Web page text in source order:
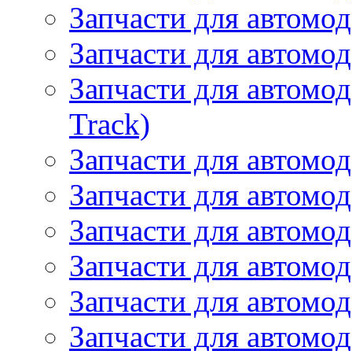
Запчасти для
Запчасти для
Запчасти для
Track)
Запчасти для
Запчасти для
Запчасти для
Запчасти для
Запчасти для
Запчасти для